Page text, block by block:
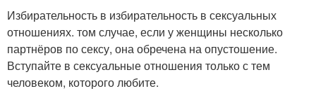
Избирательность в избирательность в сексуальных
отношениях. том случае, если у женщины несколько
партнёров по сексу, она обречена на опустошение.
Вступайте в сексуальные отношения только с тем
человеком, которого любите.